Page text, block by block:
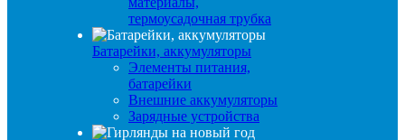
термоусадочная трубка
Батарейки, аккумуляторы
Элементы питания,
батарейки
Внешние аккумуляторы
Зарядные устройства